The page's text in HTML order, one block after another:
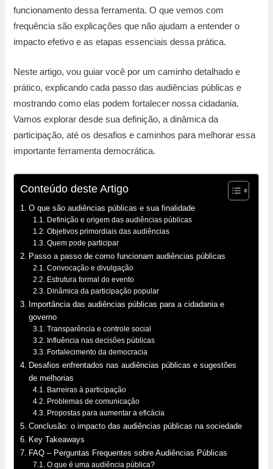
funcionamento dessa ferramenta. O que vemos com
frequência são explicações que não ajudam a entender o
impacto efetivo e as etapas essenciais dessa prática.
Neste artigo, vou guiar você por um caminho detalhado e
prático, explicando cada passo das audiências públicas e
mostrando como elas podem fortalecer nossa cidadania.
Vamos explorar desde sua definição, a dinâmica da
participação, até os desafios e caminhos para melhorar essa
importante ferramenta democrática.
Conteúdo deste Artigo
O que são audiências públicas e sua finalidade
Definição e origem das audiências públicas
Objetivos primordiais das audiências
Quem pode participar
Passo a passo de como funcionam audiências públicas
Convocação e divulgação
Estrutura formal do evento
Dinâmica da participação popular
Importância das audiências públicas para a cidadania e
governo
Transparência e controle social
Influência nas decisões públicas
Fortalecimento da democracia
Desafios enfrentados nas audiências públicas e sugestões
de melhorias
Barreiras à participação
Problemas de comunicação
Propostas para aumentar a eficácia
Conclusão: o impacto das audiências públicas na sociedade
Key Takeaways
FAQ – Perguntas Frequentes sobre Audiências Públicas
O que é uma audiência pública?